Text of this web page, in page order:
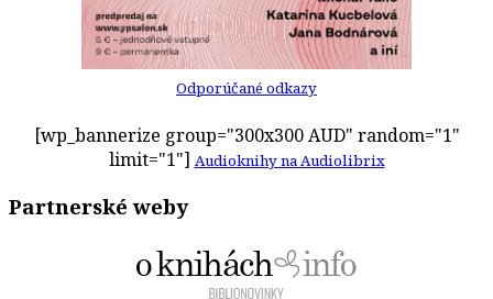
Odporúčané odkazy
[wp_bannerize group="300x300 AUD" random="1"
limit="1"] Audioknihy na Audiolibrix
Partnerské weby